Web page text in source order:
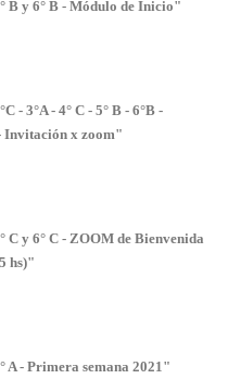
B y 6° B - Módulo de Inicio"
- 3°A - 4° C - 5° B - 6°B -
Invitación x zoom"
y 6° C - ZOOM de Bienvenida
hs)"
A - Primera semana 2021"